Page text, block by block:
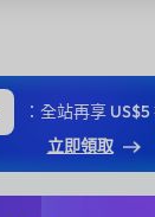
：全站再享 US$5
立即領取